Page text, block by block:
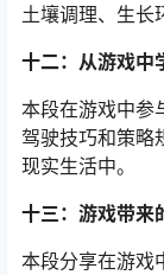
土壤调理、生长
十二：从游戏中
本段在游戏中参
驾驶技巧和策略
现实生活中。
十三：游戏带来
本段分享在游戏